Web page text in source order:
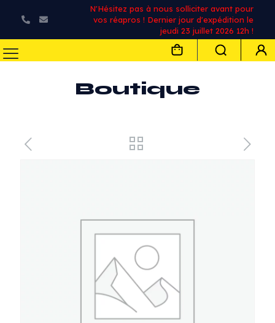
N'Hésitez pas à nous solliciter avant pour
vos réapros ! Dernier jour d'expédition le
jeudi 23 juillet 2026 12h !
Boutique